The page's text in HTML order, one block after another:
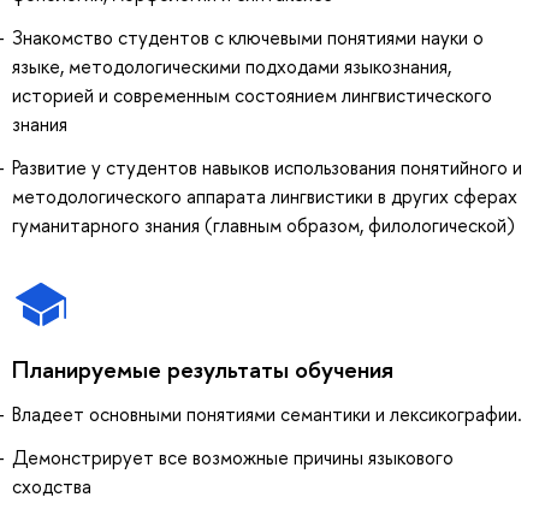
Знакомство студентов с ключевыми понятиями науки о
языке, методологическими подходами языкознания,
историей и современным состоянием лингвистического
знания
Развитие у студентов навыков использования понятийного и
методологического аппарата лингвистики в других сферах
гуманитарного знания (главным образом, филологической)
Планируемые результаты обучения
Владеет основными понятиями семантики и лексикографии.
Демонстрирует все возможные причины языкового
сходства